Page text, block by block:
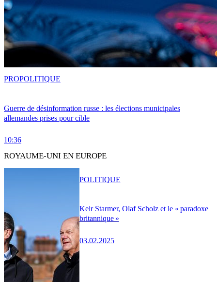
Guerre de désinformation russe : les élections municipales
allemandes prises pour cible
10:36
PROPOLITIQUE
ROYAUME-UNI EN EUROPE
Keir Starmer, Olaf Scholz et le « paradoxe
britannique »
03.02.2025
POLITIQUE